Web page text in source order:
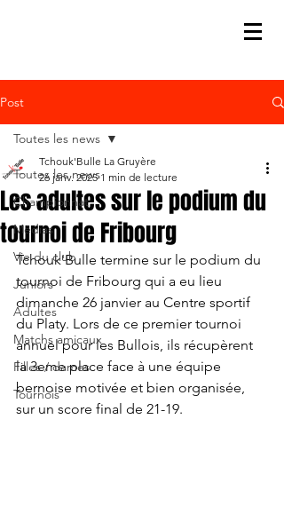
Post
Toutes les news
Championnat
Médias
Vie du club
Juniors
Adultes
Matchs amicaux
Filles / dames
Tournois
Toutes les news
Les adultes sur le podium du
tournoi de Fribourg
Tchouk'Bulle La Gruyère
26 janv. 2025 1 min de lecture
Tchouk'Bulle termine sur le podium du
tournoi de Fribourg qui a eu lieu
dimanche 26 janvier au Centre sportif
du Platy. Lors de ce premier tournoi
annuel pour les Bullois, ils récupèrent
la 3eme place face à une équipe
bernoise motivée et bien organisée,
sur un score final de 21-19.